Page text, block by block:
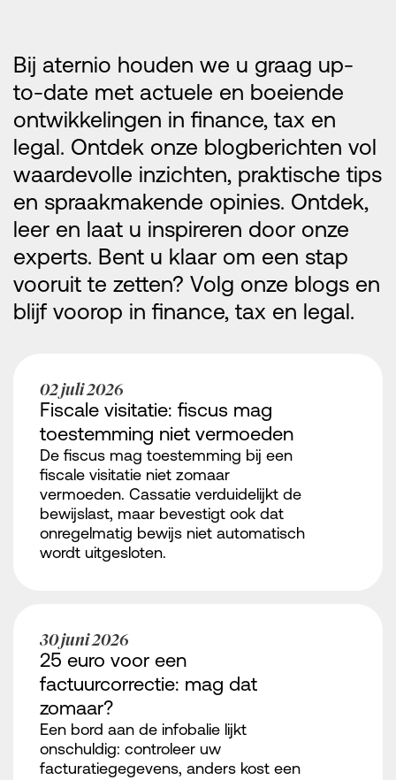
Nieuws
Bij aternio houden we u graag up-
to-date met actuele en boeiende
ontwikkelingen in finance, tax en
legal. Ontdek onze blogberichten vol
waardevolle inzichten, praktische tips
en spraakmakende opinies. Ontdek,
leer en laat u inspireren door onze
experts. Bent u klaar om een stap
vooruit te zetten? Volg onze blogs en
blijf voorop in finance, tax en legal.
02 juli 2026
Fiscale visitatie: fiscus mag
toestemming niet vermoeden
De fiscus mag toestemming bij een
fiscale visitatie niet zomaar
vermoeden. Cassatie verduidelijkt de
bewijslast, maar bevestigt ook dat
onregelmatig bewijs niet automatisch
wordt uitgesloten.
30 juni 2026
25 euro voor een
factuurcorrectie: mag dat
zomaar?
Een bord aan de infobalie lijkt
onschuldig: controleer uw
facturatiegegevens, anders kost een